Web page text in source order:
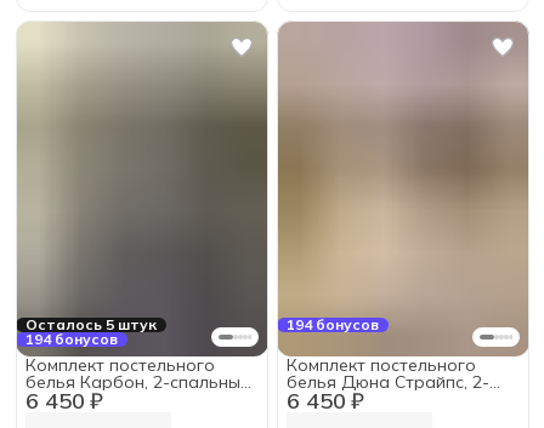
Осталось 5 штук
194 бонусов
6 450 ₽
Комплект постельного
белья Карбон, 2-спальный
с простыней на резинке
160х200х30, хлопок
194 бонусов
6 450 ₽
Комплект постельного
белья Дюна Страйпс, 2-
спальный с простыней на
резинке 160х200х30,